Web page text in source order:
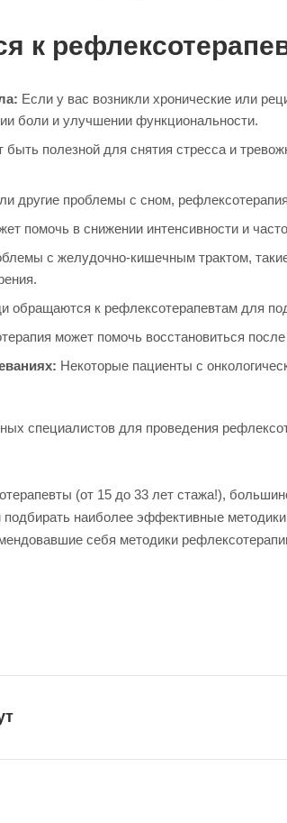
к
Если у вас возникли хронические или
боли и улучшении функциональности.
полезной для снятия стресса и
другие проблемы с сном,
помочь в снижении интенсивности и
с желудочно-кишечным трактом,
обращаются к рефлексотерапевтам для
может помочь восстановиться
Некоторые пациенты с
специалистов для проведения
(от 15 до 33 лет стажа!),
подбирать наиболее эффективные
себя методики